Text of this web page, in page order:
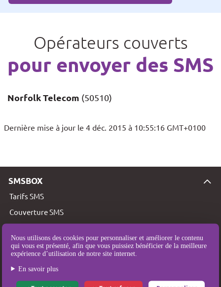
Nous utilisons des cookies pour personnaliser et améliorer le contenu
qui vous est présenté, afin que vous puissiez bénéficier de la meilleure
expérience d’utilisation de notre site internet.
En savoir plus
Opérateurs couverts
pour envoyer des SMS
Norfolk Telecom (50510)
Dernière mise à jour le 4 déc. 2015 à 10:55:16 GMT+0100
SMSBOX
Tarifs SMS
Couverture SMS
Mentions légales
Conditions Générales d’Utilisation et de Vente
Politique de protection des données